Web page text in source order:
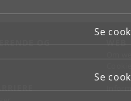
Se
Se
OG
WEB